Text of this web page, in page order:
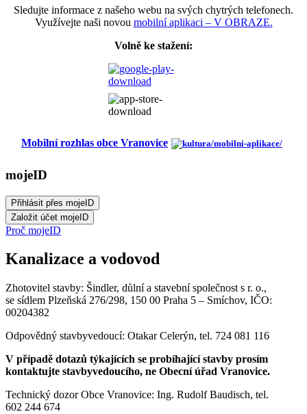
Sledujte informace z našeho webu na svých chytrých telefonech.
Využívejte naši novou mobilní aplikaci – V OBRAZE.
Volně ke stažení:
Mobilní rozhlas obce Vranovice
mojeID
Proč mojeID
Kanalizace a vodovod
Zhotovitel stavby: Šindler, důlní a stavební společnost s r. o.,
se sídlem Plzeňská 276/298, 150 00 Praha 5 – Smíchov, IČO:
00204382
Odpovědný stavbyvedoucí: Otakar Celerýn, tel. 724 081 116
V případě dotazů týkajících se probíhající stavby prosím
kontaktujte stavbyvedoucího, ne Obecní úřad Vranovice.
Technický dozor Obce Vranovice: Ing. Rudolf Baudisch, tel.
602 244 674